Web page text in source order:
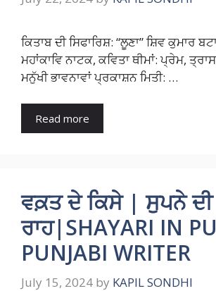
ਕਿਤਾਬ ਦੀ ਸਿਫਾਰਿਸ਼: “ਲੂਣਾ” ਸ਼ਿਵ ਕੁਮਾਰ
ਮਹਾਂਕਾਵਿ ਨਾਟਕ, ਕਵਿਤਾ ਥੀਮਾਂ: ਪ੍ਰੇਮ,
ਮਨੁੱਖੀ ਭਾਵਨਾਵਾਂ ਪ੍ਰਕਾਸ਼ਨ ਮਿਤੀ: …
Read more
ਵਕ਼ਤ ਦੇ ਕਿਸੇ | ਸੁਪਨੇ ਦੀ
ਰਾਹ|SHAYARI IN
PUNJABI WRITER
July 15, 2024 by KAPIL SONDHI